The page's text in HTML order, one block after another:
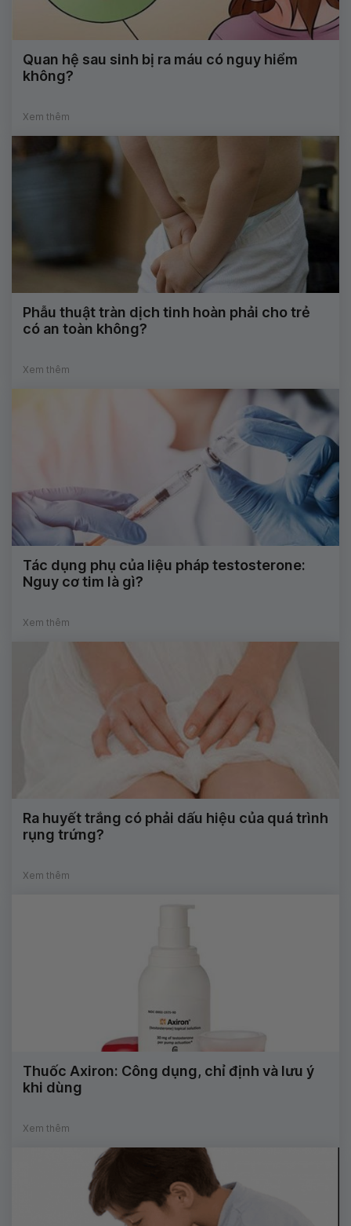
Quan hệ sau sinh bị ra máu có nguy hiểm
không?
Xem thêm
Phẫu thuật tràn dịch tinh hoàn phải cho trẻ
có an toàn không?
Xem thêm
Tác dụng phụ của liệu pháp testosterone:
Nguy cơ tim là gì?
Xem thêm
Ra huyết trắng có phải dấu hiệu của quá trình
rụng trứng?
Xem thêm
Thuốc Axiron: Công dụng, chỉ định và lưu ý
khi dùng
Xem thêm